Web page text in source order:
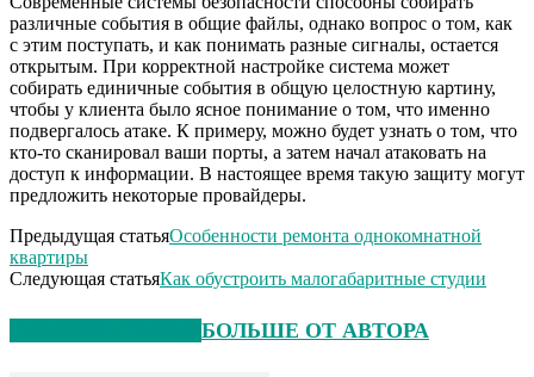
различные события в общие файлы, однако вопрос о том, как
с этим поступать, и как понимать разные сигналы, остается
открытым. При корректной настройке система может
собирать единичные события в общую целостную картину,
чтобы у клиента было ясное понимание о том, что именно
подвергалось атаке. К примеру, можно будет узнать о том, что
кто-то сканировал ваши порты, а затем начал атаковать на
доступ к информации. В настоящее время такую защиту могут
предложить некоторые провайдеры.
Предыдущая статьяОсобенности ремонта однокомнатной
квартиры
Следующая статьяКак обустроить малогабаритные студии
БОЛЬШЕ ОТ АВТОРА